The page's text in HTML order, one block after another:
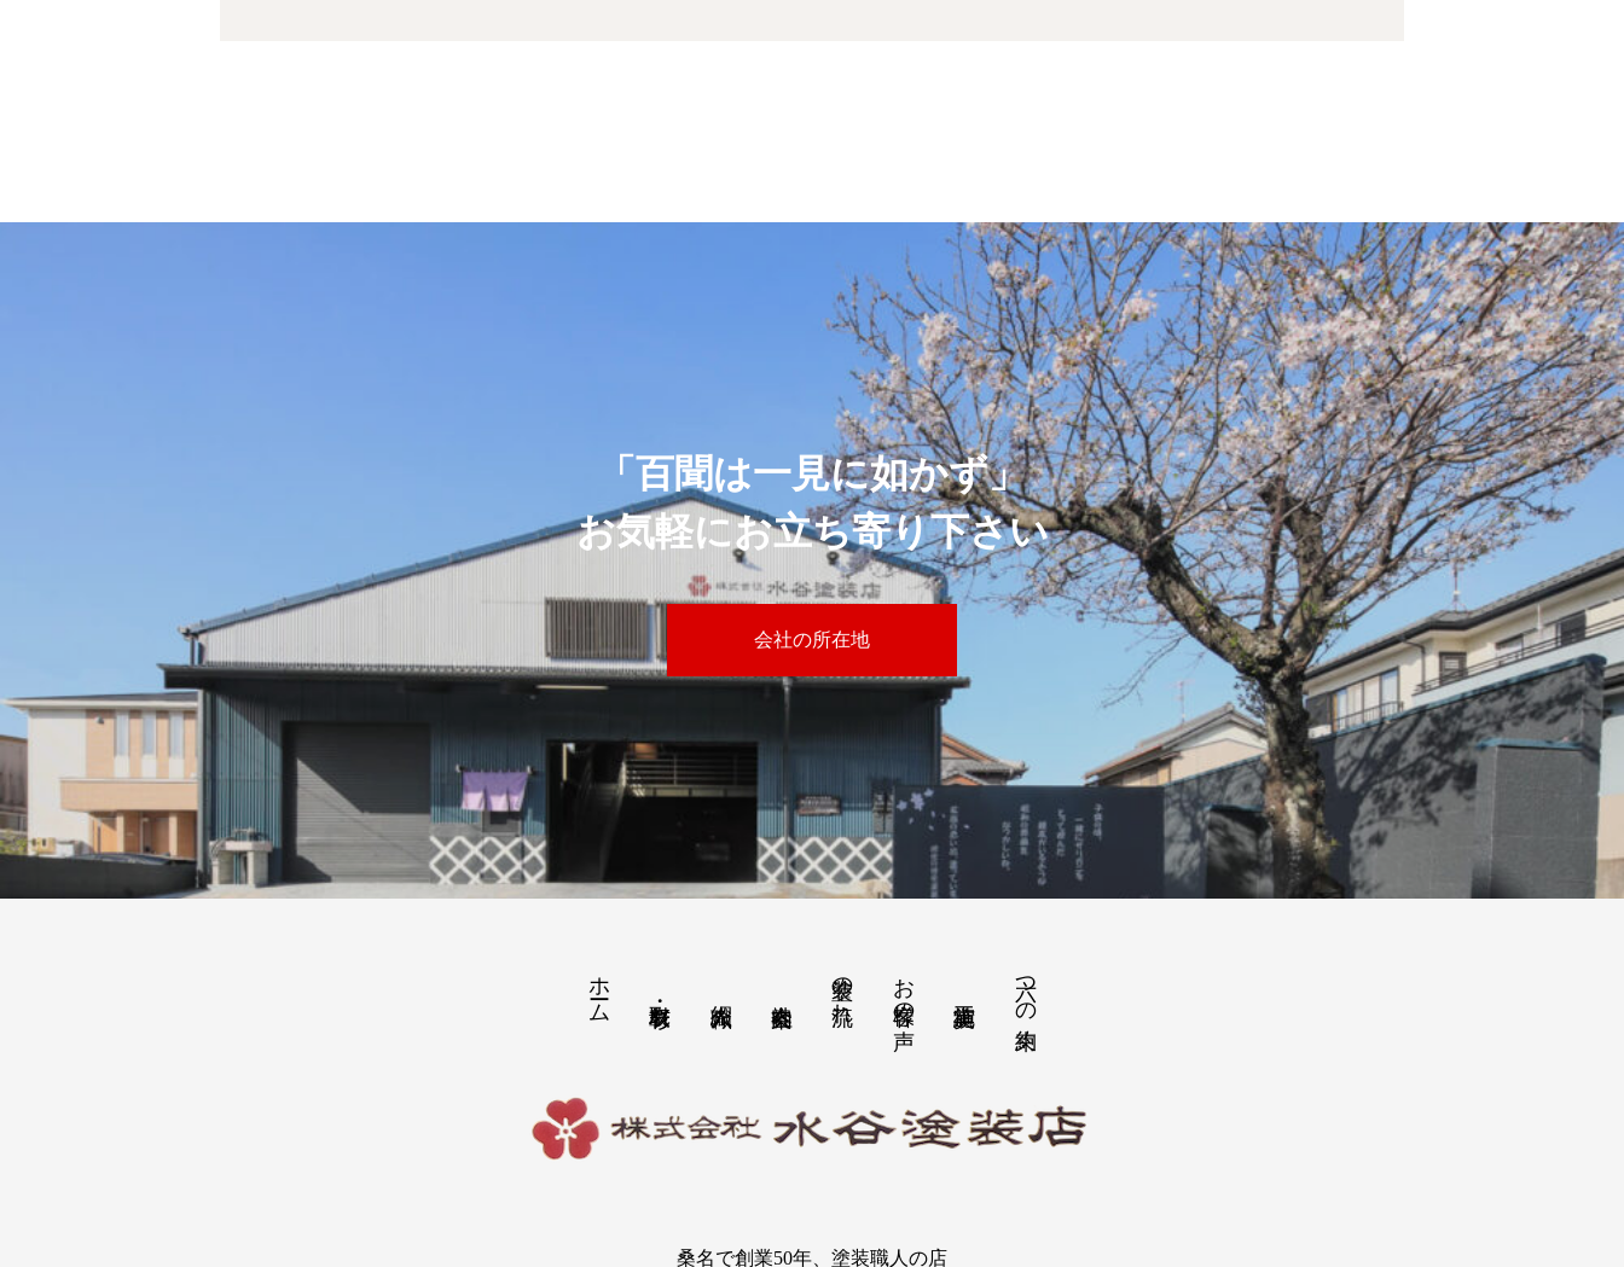
「百聞は一見に如かず」
お気軽にお立ち寄り下さい
会社の所在地
六つの約束
お客様の声
塗装の流れ
ホーム
桑名で創業50年、塗装職人の店